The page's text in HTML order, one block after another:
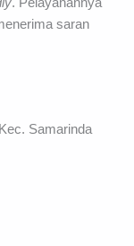
saran
Samarinda